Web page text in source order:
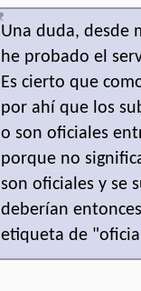
Una duda, desde
he probado el
Es cierto que
por ahí que los
o son oficiales
porque no
son oficiales y se
deberían
etiqueta de